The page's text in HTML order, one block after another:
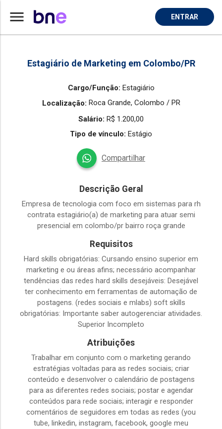
menu ENTRAR
Home Vaga de Estagiario em Colombo
Estagiário de Marketing em Colombo/PR
Cargo/Função: Estagiário
Localização: Roca Grande, Colombo / PR
Salário: R$ 1.200,00
Tipo de vínculo: Estágio
Compartilhar
Descrição Geral
Empresa de tecnologia com foco em sistemas para rh
contrata estagiário(a) de marketing para atuar semi
presencial em colombo/pr bairro roça grande
Requisitos
Hard skills obrigatórias: Cursando ensino superior em
marketing e ou áreas afins; necessário acompanhar
tendências das redes hard skills desejáveis: Desejável
ter conhecimento em ferramentas de automação de
postagens. (redes sociais e mlabs) soft skills
obrigatórias: Importante saber autogerenciar atividades.
Superior Incompleto
Atribuições
Trabalhar em conjunto com o marketing gerando
estratégias voltadas para as redes sociais; criar
conteúdo e desenvolver o calendário de postagens
para as diferentes redes sociais; postar e agendar
conteúdos para rede sociais; interagir e responder
comentários de seguidores em todas as redes (you
tube, linkedin, instagram, facebook, google meu